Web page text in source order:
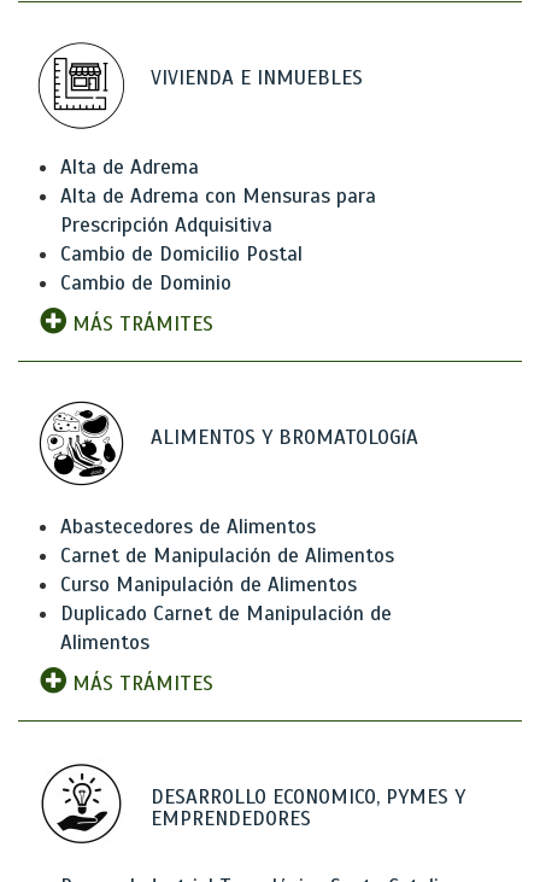
VIVIENDA E INMUEBLES
Alta de Adrema
Alta de Adrema con Mensuras para
Prescripción Adquisitiva
Cambio de Domicilio Postal
Cambio de Dominio
MÁS TRÁMITES
ALIMENTOS Y BROMATOLOGíA
Abastecedores de Alimentos
Carnet de Manipulación de Alimentos
Curso Manipulación de Alimentos
Duplicado Carnet de Manipulación de
Alimentos
MÁS TRÁMITES
DESARROLLO ECONOMICO, PYMES Y
EMPRENDEDORES